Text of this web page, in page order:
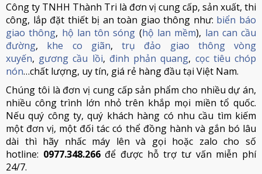
Công ty TNHH Thành Tri là đơn vị cung cấp, sản xuất, thi
công, lắp đặt thiết bị an toàn giao thông như: biển báo
giao thông, hộ lan tôn sóng (hộ lan mềm), lan can cầu
đường, khe co giãn, trụ đảo giao thông vòng
xuyến, gương cầu lồi, đinh phản quang, cọc tiêu chóp
nón…chất lượng, uy tín, giá rẻ hàng đầu tại Việt Nam.
Chúng tôi là đơn vị cung cấp sản phẩm cho nhiều dự án,
nhiều công trình lớn nhỏ trên khắp mọi miền tổ quốc.
Nếu quý công ty, quý khách hàng có nhu cầu tìm kiếm
một đơn vị, một đối tác có thể đồng hành và gắn bó lâu
dài thì hãy nhấc máy lên và gọi hoặc zalo cho số
hotline: 0977.348.266để được hỗ trợ tư vấn miễn phí
24/7.